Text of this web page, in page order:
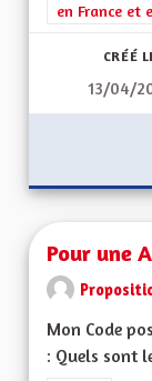
en France et
CRÉÉ
13/04/
Pour une
Mon Code
: Quels sont